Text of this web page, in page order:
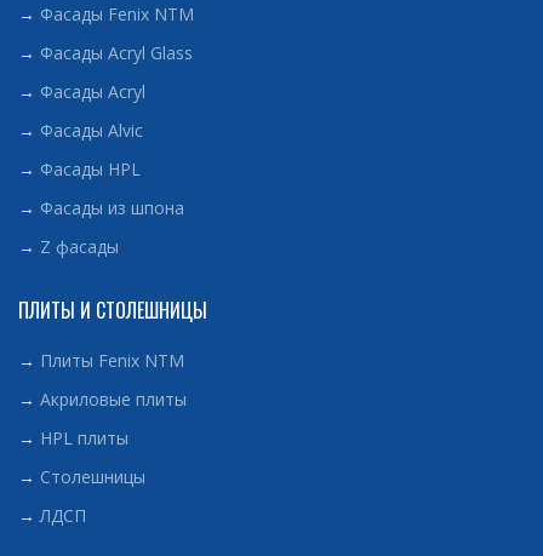
→ Фасады Fenix NTM
→ Фасады Acryl Glass
→ Фасады Acryl
→ Фасады Alvic
→ Фасады HPL
→ Фасады из шпона
→ Z фасады
ПЛИТЫ И СТОЛЕШНИЦЫ
→ Плиты Fenix NTM
→ Акриловые плиты
→ HPL плиты
→ Столешницы
→ ЛДСП